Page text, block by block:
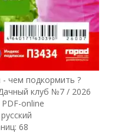
чем подкормить ?
клуб №7 / 2026
online
68